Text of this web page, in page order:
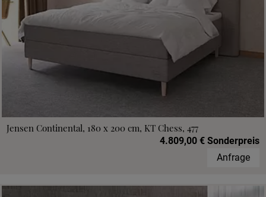
Jensen Continental, 180 x 200 cm, KT Chess, 477
4.809,00 € Sonderpreis
Anfrage